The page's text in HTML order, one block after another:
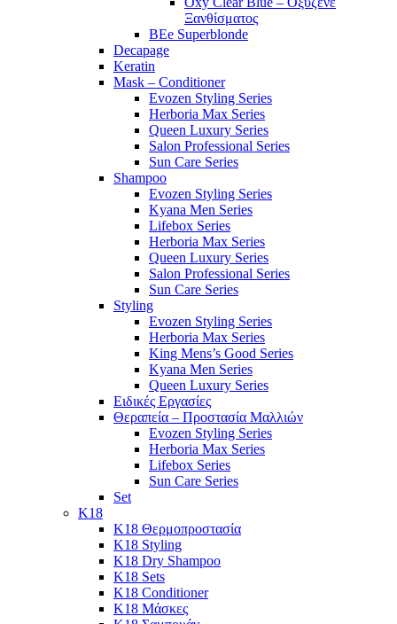
Ξανθίσματος
BEe Superblonde
Decapage
Keratin
Mask – Conditioner
Evozen Styling Series
Herboria Max Series
Queen Luxury Series
Salon Professional Series
Sun Care Series
Shampoo
Evozen Styling Series
Kyana Men Series
Lifebox Series
Herboria Max Series
Queen Luxury Series
Salon Professional Series
Sun Care Series
Styling
Evozen Styling Series
Herboria Max Series
King Mens’s Good Series
Kyana Men Series
Queen Luxury Series
Ειδικές Εργασίες
Θεραπεία – Προστασία Μαλλιών
Evozen Styling Series
Herboria Max Series
Lifebox Series
Sun Care Series
Set
K18
K18 Θερμοπροστασία
K18 Styling
K18 Dry Shampoo
K18 Sets
K18 Conditioner
K18 Μάσκες